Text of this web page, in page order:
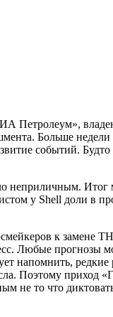
Больше
событий.
у Shell доли в
к замене
Любые
напомнить,
Поэтому приход
то что